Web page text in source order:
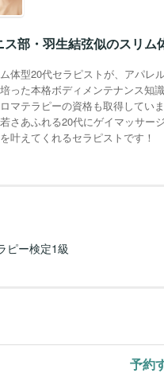
ス部・羽生結弦似のスリム
体型20代セラピストが、アパレ
った本格ボディメンテナンス知
マテラピーの資格も取得していま
さあふれる20代にゲイマッサー
叶えてくれるセラピストです！
ピー検定1級
予約